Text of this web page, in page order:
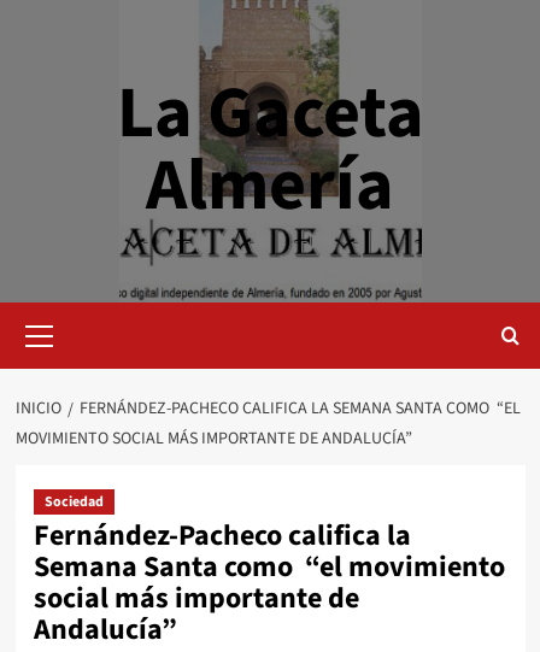
La Gaceta
Almería
primario
INICIO
FERNÁNDEZ-PACHECO CALIFICA LA SEMANA SANTA COMO “EL
MOVIMIENTO SOCIAL MÁS IMPORTANTE DE ANDALUCÍA”
Sociedad
Fernández-Pacheco califica la
Semana Santa como “el movimiento
social más importante de
Andalucía”